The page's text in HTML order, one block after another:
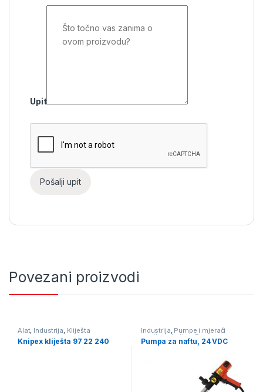
Upit
Povezani proizvodi
Alat, Industrija, Kliješta
Knipex kliješta 97 22 240
Industrija, Pumpe i mjerači
protika tekućine, Pumpe za
naftu
Pumpa za naftu, 24 VDC